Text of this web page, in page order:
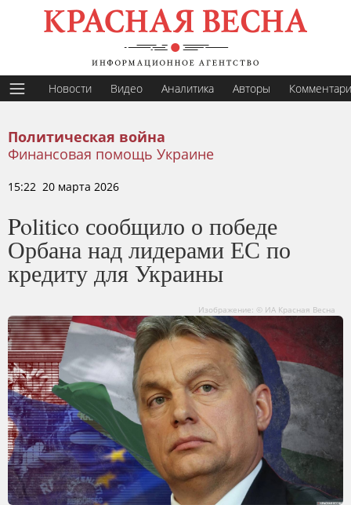
Новости Видео Аналитика Авторы
Политическая война
Финансовая помощь Украине
15:22 20 марта 2026
Politico сообщило о победе
Орбана над лидерами ЕС по
кредиту для Украины
Изображение: © ИА Красная Весна